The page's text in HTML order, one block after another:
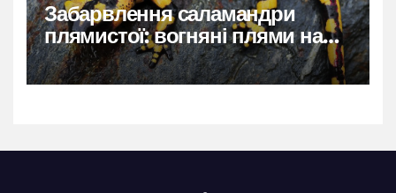
Забарвлення саламандри
плямистої: вогняні плями на
чорному тлі